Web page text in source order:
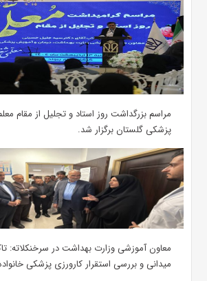
مراسم بزرگداشت روز استاد و تجلیل از مقام
پزشکی گلستان برگزار شد.‌
معاون آموزشی وزارت بهداشت در سرخنکلاته:
میدانی و بررسی استقرار کارورزی پزشکی